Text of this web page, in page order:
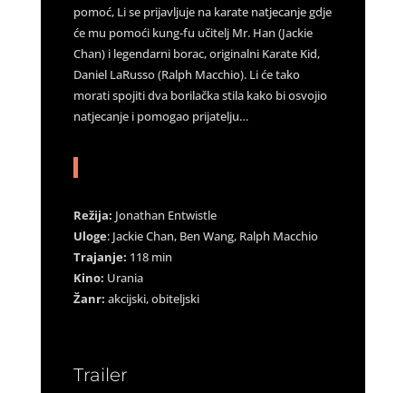
pomoć, Li se prijavljuje na karate natjecanje gdje
će mu pomoći kung-fu učitelj Mr. Han (Jackie
Chan) i legendarni borac, originalni Karate Kid,
Daniel LaRusso (Ralph Macchio). Li će tako
morati spojiti dva borilačka stila kako bi osvojio
natjecanje i pomogao prijatelju…
Režija: Jonathan Entwistle
Uloge: Jackie Chan, Ben Wang, Ralph Macchio
Trajanje: 118 min
Kino: Urania
Žanr: akcijski, obiteljski
Trailer